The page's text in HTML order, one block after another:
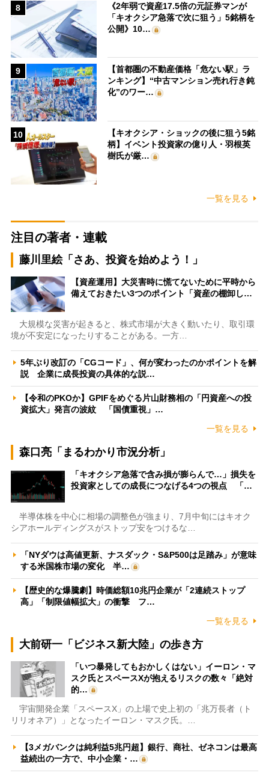
8
《2年弱で資産17.5倍の元証券マンが
「キオクシア急落で次に狙う」5銘柄を
公開》10…
9
【首都圏の不動産価格「危ない駅」ラ
ンキング】“中古マンション売れ行き鈍
化”のワー…
10
【キオクシア・ショックの後に狙う5銘
柄】イベント投資家の億り人・羽根英
樹氏が厳…
一覧を見る
注目の著者・連載
藤川里絵「さあ、投資を始めよう！」
【資産運用】大災害時に慌てないために平時から
備えておきたい3つのポイント「資産の棚卸し…
大規模な災害が起きると、株式市場が大きく動いたり、取引環
境が不安定になったりすることがある。一方…
5年ぶり改訂の「CGコード」、何が変わったのかポイントを解
説 企業に成長投資の具体的な説…
【令和のPKOか】GPIFをめぐる片山財務相の「円資産への投
資拡大」発言の波紋 「国債重視」…
一覧を見る
森口亮「まるわかり市況分析」
「キオクシア急落で含み損が膨らんで…」損失を
投資家としての成長につなげる4つの視点 「…
半導体株を中心に相場の調整色が強まり、7月中旬にはキオク
シアホールディングスがストップ安をつけるな…
「NYダウは高値更新、ナスダック・S&P500は足踏み」が意味
する米国株市場の変化 半…
【歴史的な爆騰劇】時価総額10兆円企業が「2連続ストップ
高」「制限値幅拡大」の衝撃 フ…
一覧を見る
大前研一「ビジネス新大陸」の歩き方
「いつ暴発してもおかしくはない」イーロン・マ
スク氏とスペースXが抱えるリスクの数々「絶対
的…
宇宙開発企業「スペースX」の上場で史上初の「兆万長者（ト
リリオネア）」となったイーロン・マスク氏。…
【3メガバンクは純利益5兆円超】銀行、商社、ゼネコンは最高
益続出の一方で、中小企業・…